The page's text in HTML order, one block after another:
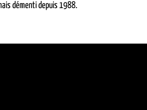
démenti depuis 1988.